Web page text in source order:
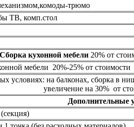
трюмо
ТВ, комп.стол
Сборка кухонной мебели20% от
мебели 20%-25% от стоимости
условиях: на балконах, сборка в
увеличение на 30% от
Дополнительные